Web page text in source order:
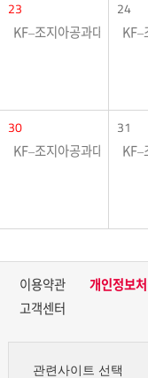
23
KF–조지아공과대학교 협
24
KF–
30
KF–조지아공과대학교 협
31
KF–
이용약관 개인정보
고객센터
관련사이트 선택